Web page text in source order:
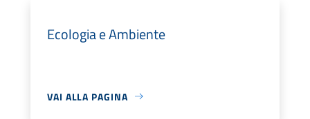
Ecologia e Ambiente
VAI ALLA PAGINA